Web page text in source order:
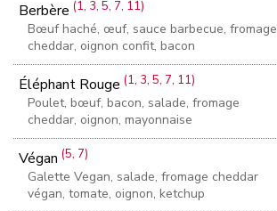
Berbère(1, 3, 5, 7, 11)
Bœuf haché, œuf, sauce barbecue, fromage
cheddar, oignon confit, bacon
Éléphant Rouge(1, 3, 5, 7, 11)
Poulet, bœuf, bacon, salade, fromage
cheddar, oignon, mayonnaise
Végan(5, 7)
Galette Vegan, salade, fromage cheddar
végan, tomate, oignon, ketchup